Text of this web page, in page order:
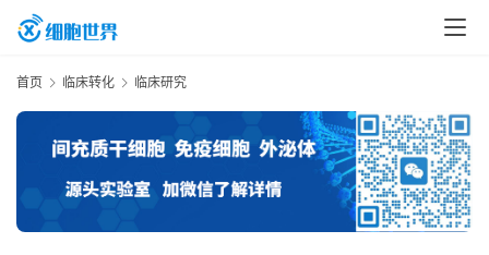
首页 临床转化 临床研究